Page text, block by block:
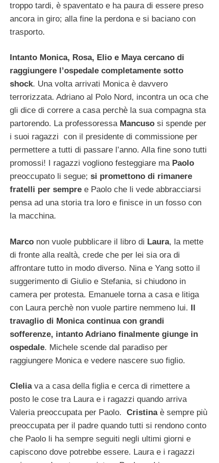
troppo tardi, è spaventato e ha paura di essere preso
ancora in giro; alla fine la perdona e si baciano con
trasporto.
Intanto Monica, Rosa, Elio e Maya cercano di
raggiungere l’ospedale completamente sotto
shock. Una volta arrivati Monica è davvero
terrorizzata. Adriano al Polo Nord, incontra un oca che
gli dice di correre a casa perchè la sua compagna sta
partorendo. La professoressa Mancuso si spende per
i suoi ragazzi con il presidente di commissione per
permettere a tutti di passare l’anno. Alla fine sono tutti
promossi! I ragazzi vogliono festeggiare ma Paolo
preoccupato li segue; si promettono di rimanere
fratelli per sempre e Paolo che li vede abbracciarsi
pensa ad una storia tra loro e finisce in un fosso con
la macchina.
Marco non vuole pubblicare il libro di Laura, la mette
di fronte alla realtà, crede che per lei sia ora di
affrontare tutto in modo diverso. Nina e Yang sotto il
suggerimento di Giulio e Stefania, si chiudono in
camera per protesta. Emanuele torna a casa e litiga
con Laura perchè non vuole partire nemmeno lui. Il
travaglio di Monica continua con grandi
sofferenze, intanto Adriano finalmente giunge in
ospedale. Michele scende dal paradiso per
raggiungere Monica e vedere nascere suo figlio.
Cleliava a casa della figlia e cerca di rimettere a
posto le cose tra Laura e i ragazzi quando arriva
Valeria preoccupata per Paolo. Cristinaè sempre più
preoccupata per il padre quando tutti si rendono conto
che Paolo li ha sempre seguiti negli ultimi giorni e
capiscono dove potrebbe essere. Laura e i ragazzi